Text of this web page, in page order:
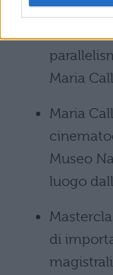
di
Maria
Maria
Museo
luogo
di